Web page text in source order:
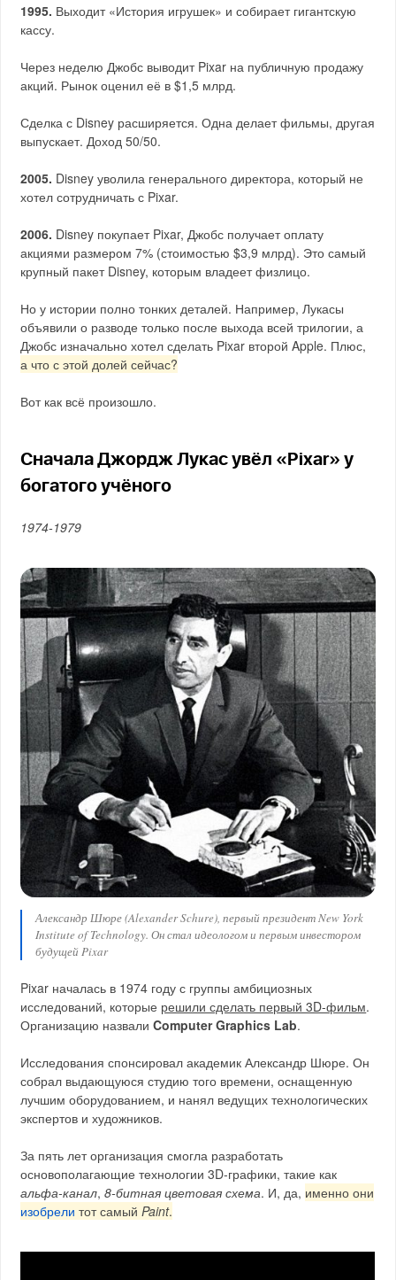
1995. Выходит «История игрушек» и собирает гигантскую
кассу.
Через неделю Джобс выводит Pixar на публичную продажу
акций. Рынок оценил её в $1,5 млрд.
Сделка с Disney расширяется. Одна делает фильмы, другая
выпускает. Доход 50/50.
2005. Disney уволила генерального директора, который не
хотел сотрудничать с Pixar.
2006. Disney покупает Pixar, Джобс получает оплату
акциями размером 7% (стоимостью $3,9 млрд). Это самый
крупный пакет Disney, которым владеет физлицо.
Но у истории полно тонких деталей. Например, Лукасы
объявили о разводе только после выхода всей трилогии, а
Джобс изначально хотел сделать Pixar второй Apple. Плюс,
а что с этой долей сейчас?
Вот как всё произошло.
Сначала Джордж Лукас увёл «Pixar» у
богатого учёного
1974-1979
Александр Шюре (Alexander Schure), первый президент New York
Institute of Technology. Он стал идеологом и первым инвестором
будущей Pixar
Pixar началась в 1974 году с группы амбициозных
исследований, которые решили сделать первый 3D‑фильм.
Организацию назвалиComputer Graphics Lab.
Исследования спонсировал академик Александр Шюре. Он
собрал выдающуюся студию того времени, оснащенную
лучшим оборудованием, и нанял ведущих технологических
экспертов и художников.
За пять лет организация смогла разработать
основополагающие технологии 3D‑графики, такие как
альфа-канал,8‑битная цветовая схема. И, да, именно они
изобрели тот самыйPaint.